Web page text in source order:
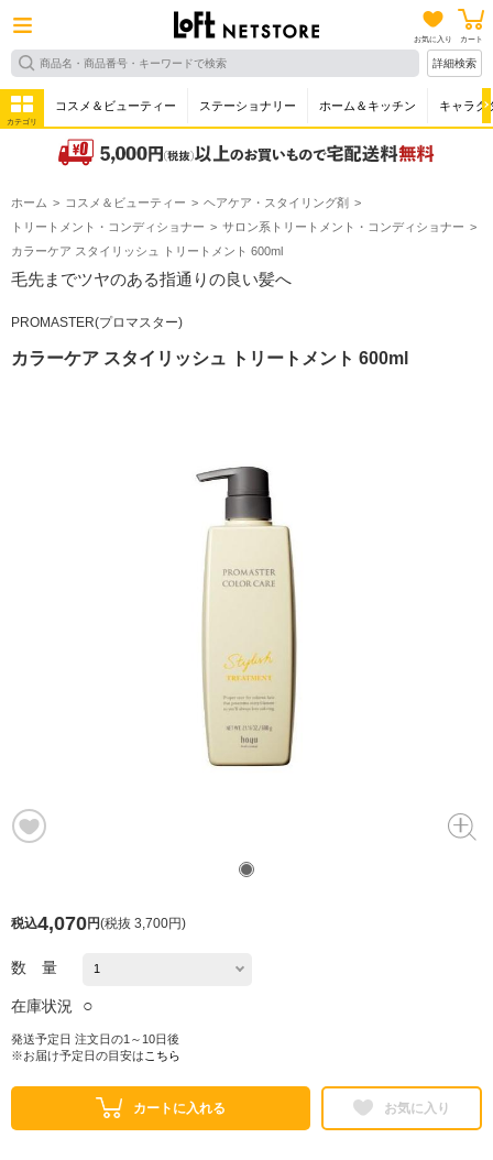
お気に入り カート
詳細検索
カテゴリ
コスメ＆ビューティー ステーショナリー ホーム＆キッチン キャラク
ホーム コスメ＆ビューティー
ヘアケア・スタイリング剤
トリートメント・コンディショナー
サロン系トリートメント・コンディショナー
カラーケア スタイリッシュ トリートメント 600ml
毛先までツヤのある指通りの良い髪へ
PROMASTER(プロマスター)
カラーケア スタイリッシュ トリートメント 600ml
税込4,070円(税抜 3,700円)
数 量
在庫状況 ○
発送予定日 注文日の1～10日後
※お届け予定日の目安は こちら
カートに入れる お気に入り